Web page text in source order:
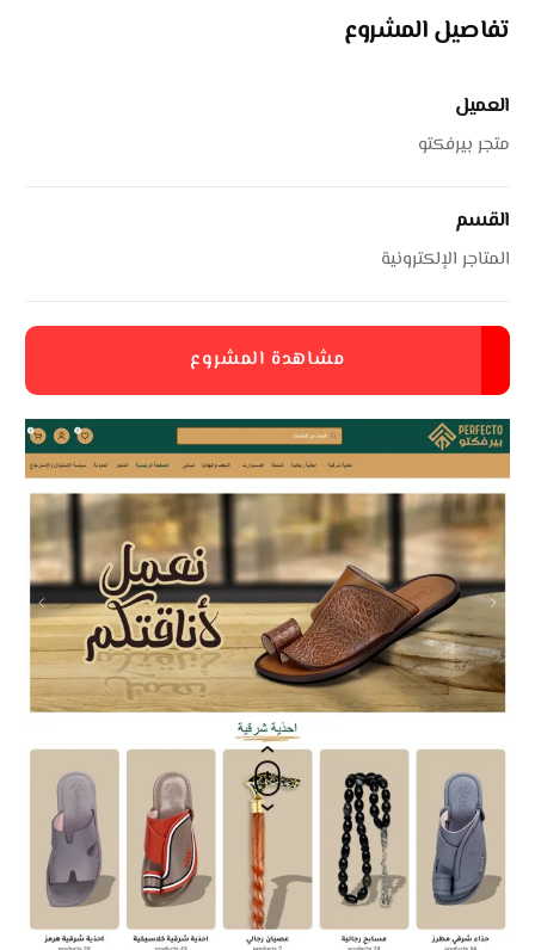
تفاصيل المشروع
العميل
متجر بيرفكتو
القسم
المتاجر الإلكترونية
مشاهدة المشروع